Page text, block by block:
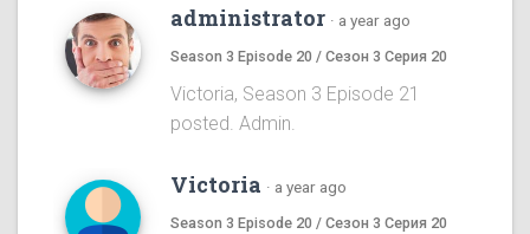
administrator · a year ago
Season 3 Episode 20 / Сезон 3 Серия 20
Victoria, Season 3 Episode 21
posted. Admin.
Victoria · a year ago
Season 3 Episode 20 / Сезон 3 Серия 20